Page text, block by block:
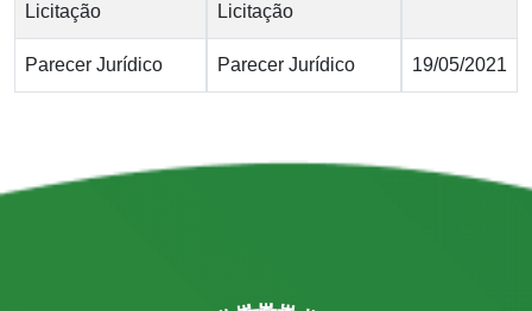
Licitação
Licitação
Parecer Jurídico Parecer Jurídico 19/05/2021